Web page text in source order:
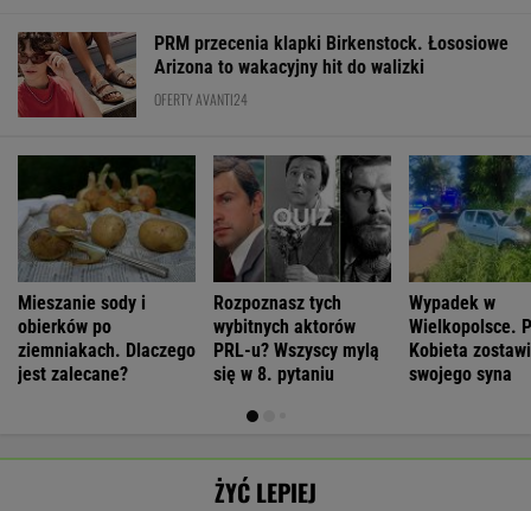
PRM przecenia klapki Birkenstock. Łososiowe
Arizona to wakacyjny hit do walizki
OFERTY AVANTI24
Mieszanie sody i
obierków po
ziemniakach. Dlaczego
jest zalecane?
Rozpoznasz tych
wybitnych aktorów
PRL-u? Wszyscy mylą
się w 8. pytaniu
Wypadek w
Wielkopolsce.
Kobieta
swojego syna
ŻYĆ LEPIEJ